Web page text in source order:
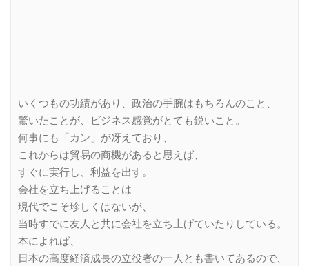
いくつもの功績があり、政治の手腕はもちろんのこと、
驚いたことが、ビジネス感覚がとても鋭いこと。
何事にも「カン」が冴えており、
これからは貿易の商機があると思えば、
すぐに実行し、利益を出す。
会社を立ち上げることは
現代でこそ珍しくはないが、
当時すでに友人と共に会社を立ち上げていたりしている。
本によれば、
日本の高度経済成長の立役者の一人とも書いてあるので、